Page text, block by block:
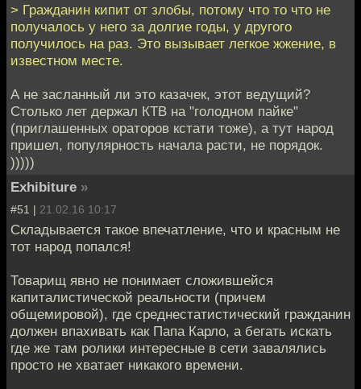
> Гражданин кипит от злобы, потому что то что не
получалось у него за долгие годы, у другого
получилось на раз. Это вызывает легкое жжение, в
известном месте.
А не засланный ли это казачек, этот ведущий?
Столько лет держал КТВ на "голодном пайке"
(приглашенных ораторов кстати тоже), а тут народ
пришел, популярность начала расти, не порядок.
)))))
Exhibiture »
#51 | 21.02.16 10:17
Складывается такое впечатление, что и красным не
тот народ попался!
Товарищ явно не понимает сложившейся
капиталистической реальности (причем
общемировой), где среднестатистический гражданин
должен впахивать как Папа Карло, а бегать искать
где же там ролики интересные в сети завалялись
просто не хватает никакого времени.